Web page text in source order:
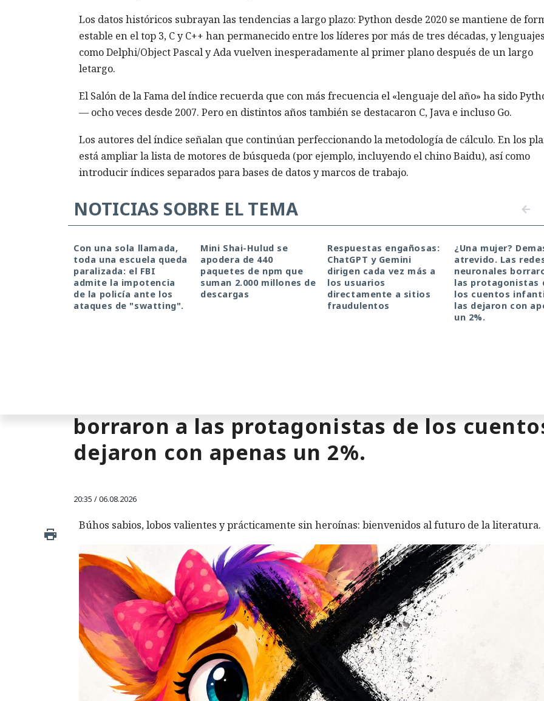
Los datos históricos subrayan las tendencias a largo plazo: Python desde 2020 se mantiene de
estable en el top 3, C y C++ han permanecido entre los líderes por más de tres décadas, y
como Delphi/Object Pascal y Ada vuelven inesperadamente al primer plano después de un largo
letargo.
El Salón de la Fama del índice recuerda que con más frecuencia el «lenguaje del año» ha sido
— ocho veces desde 2007. Pero en distintos años también se destacaron C, Java e incluso Go.
Los autores del índice señalan que continúan perfeccionando la metodología de cálculo. En los
está ampliar la lista de motores de búsqueda (por ejemplo, incluyendo el chino Baidu), así como
introducir índices separados para bases de datos y marcos de trabajo.
NOTICIAS SOBRE EL TEMA
Con una sola llamada,
toda una escuela queda
paralizada: el FBI
admite la impotencia
de la policía ante los
ataques de "swatting".
Mini Shai-Hulud se
apodera de 440
paquetes de npm que
suman 2.000 millones de
descargas
Respuestas engañosas:
ChatGPT y Gemini
dirigen cada vez más a
los usuarios
directamente a sitios
fraudulentos
¿Una mujer?
atrevido. Las
neuronales
las protagonistas
los cuentos
las dejaron con
un 2%.
borraron a las protagonistas de los
dejaron con apenas un 2%.
20:35 / 06.08.2026
Búhos sabios, lobos valientes y prácticamente sin heroínas: bienvenidos al futuro de la literatura.